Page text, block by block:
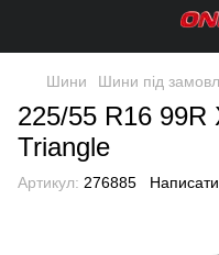
Шини Шини під
225/55 R16 99R
Triangle
Артикул: 276885 Написати